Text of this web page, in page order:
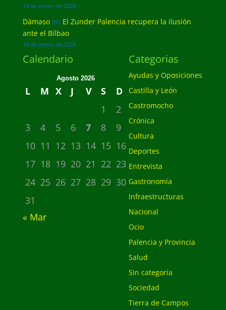
14 de enero de 2024
Dámasoen El Zunder Palencia recupera la ilusión
ante el Bilbao
14 de enero de 2024
Calendario
Agosto 2026
L M X J V S
D
1
2
3
4 5 6 7 8
9
10 11 12 13 14 15 16
17 18 19 20 21 22 23
24 25 26 27 28 29 30
31
« Mar
Categorias
Ayudas y Oposiciones
Castilla y León
Castromocho
Crónica
Cultura
Deportes
Entrevista
Gastronomía
Infraestructuras
Nacional
Ocio
Palencia y Provincia
Salud
Sin categoría
Sociedad
Tierra de Campos